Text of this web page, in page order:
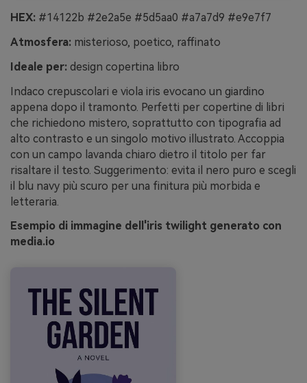
HEX: #14122b #2e2a5e #5d5aa0 #a7a7d9 #e9e7f7
Atmosfera: misterioso, poetico, raffinato
Ideale per: design copertina libro
Indaco crepuscolari e viola iris evocano un giardino
appena dopo il tramonto. Perfetti per copertine di libri
che richiedono mistero, soprattutto con tipografia ad
alto contrasto e un singolo motivo illustrato. Accoppia
con un campo lavanda chiaro dietro il titolo per far
risaltare il testo. Suggerimento: evita il nero puro e scegli
il blu navy più scuro per una finitura più morbida e
letteraria.
Esempio di immagine dell'iris twilight generato con
media.io